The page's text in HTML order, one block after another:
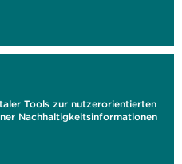
Tools zur nutzerorientierten
Nachhaltigkeitsinformationen